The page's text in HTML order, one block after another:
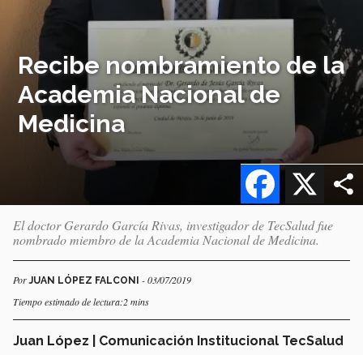
Recibe nombramiento de la
Academia Nacional de
Medicina
X
Facebook
El doctor Gerardo García Rivas, investigador de TecSalud fue
nombrado miembro de la Academia Nacional de Medicina.
PorJUAN LÓPEZ FALCONI - 03/07/2019
Tiempo estimado de lectura:2 mins
Juan López | Comunicación Institucional TecSalud